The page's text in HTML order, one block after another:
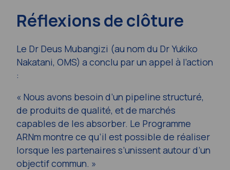
Réflexions de clôture
Le Dr Deus Mubangizi (au nom du Dr Yukiko
Nakatani, OMS) a conclu par un appel à l’action
:
« Nous avons besoin d’un pipeline structuré,
de produits de qualité, et de marchés
capables de les absorber. Le Programme
ARNm montre ce qu’il est possible de réaliser
lorsque les partenaires s’unissent autour d’un
objectif commun. »